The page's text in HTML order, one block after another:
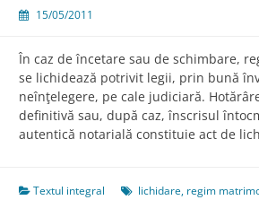
15/05/2011
În caz de încetare sau de schimbare,
se lichidează potrivit legii, prin bună
neînţelegere, pe cale judiciară.
definitivă sau, după caz, înscrisul
autentică notarială constituie act de
Textul integral lichidare, regim